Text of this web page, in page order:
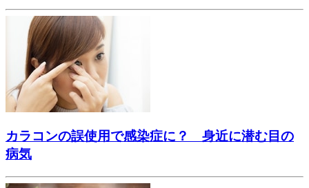
カラコンの誤使用で感染症に？ 身近に潜む目の
病気